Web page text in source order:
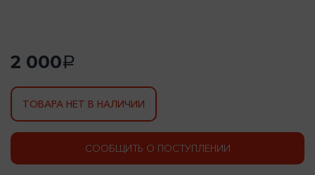
2 000a
ТОВАРА НЕТ В НАЛИЧИИ
СООБЩИТЬ О ПОСТУПЛЕНИИ